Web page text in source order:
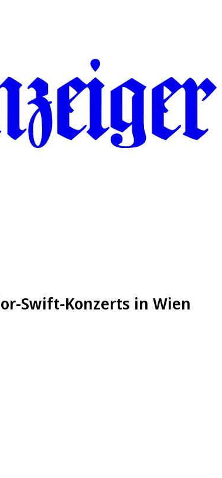
Swift-Konzerts in Wien